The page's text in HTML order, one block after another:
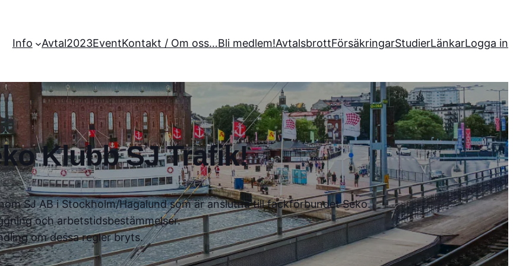
Info Avtal2023EventKontakt / Om oss…Bli medlem!AvtalsbrottFörsäkringarStudierLänkarLogga in
Klubb SJ Trafik!
SJ AB i Stockholm/Hagalund som är anslutna till fackförbundet Seko.
och arbetstidsbestämmelser.
om dessa regler bryts.